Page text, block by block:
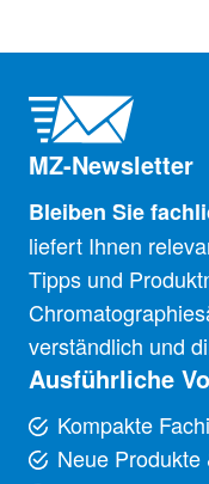
MZ-Newsletter
Bleiben Sie
liefert Ihnen
Tipps und
verständlich und
Ausführliche
Kompakte
Neue